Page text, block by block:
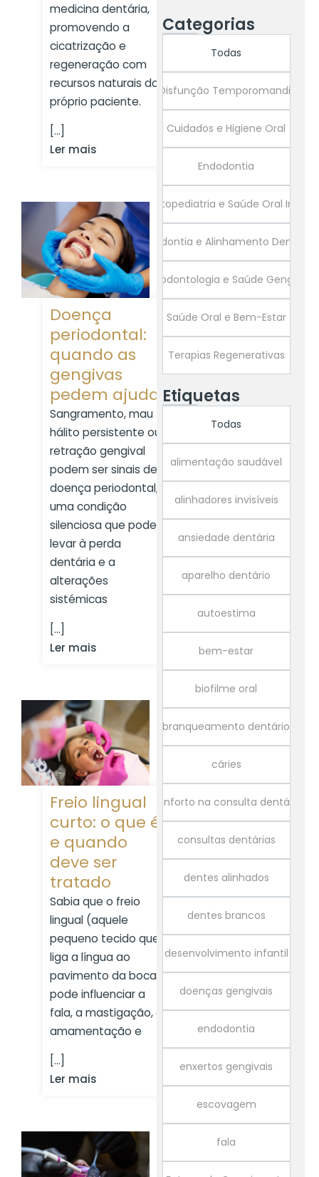
medicina dentária,
promovendo a
cicatrização e
regeneração com
recursos naturais do
próprio paciente.
[...]
Ler mais
Doença
periodontal:
quando as
gengivas
pedem ajuda
Sangramento, mau
hálito persistente ou
retração gengival
podem ser sinais de
doença periodontal,
uma condição
silenciosa que pode
levar à perda
dentária e a
alterações
sistémicas
[...]
Ler mais
Freio lingual
curto: o que é
e quando
deve ser
tratado
Sabia que o freio
lingual (aquele
pequeno tecido que
liga a língua ao
pavimento da boca)
pode influenciar a
fala, a mastigação, a
amamentação e
[...]
Ler mais
Categorias
Bruxismo e Disfunção Temporomandibular
Cuidados e Higiene Oral
Endodontia
Odontopediatria e Saúde Oral Infantil
Ortodontia e Alinhamento Dentário
Periodontologia e Saúde Gengival
Saúde Oral e Bem-Estar
Terapias Regenerativas
Todas
Etiquetas
alimentação saudável
alinhadores invisíveis
ansiedade dentária
aparelho dentário
autoestima
bem-estar
biofilme oral
branqueamento dentário
cáries
conforto na consulta dentária
consultas dentárias
dentes alinhados
dentes brancos
desenvolvimento infantil
doenças gengivais
endodontia
enxertos gengivais
escovagem
fala
Todas